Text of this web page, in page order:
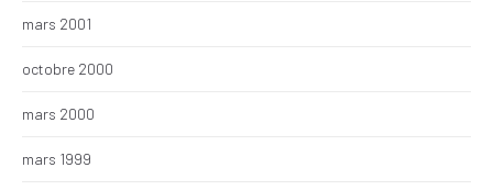
mars 2001
octobre 2000
mars 2000
mars 1999